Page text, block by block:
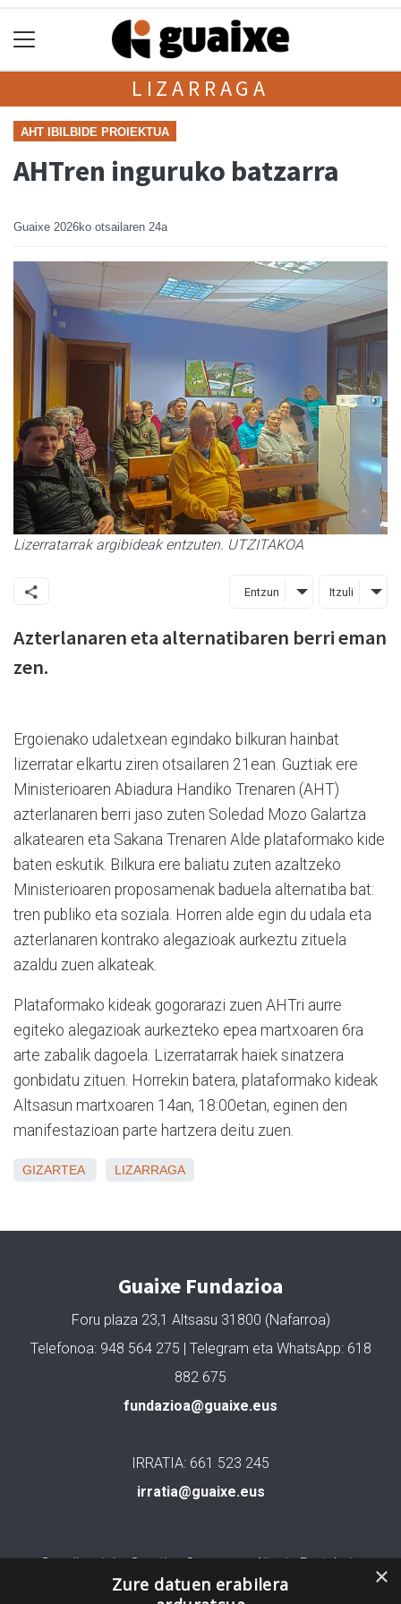
LIZARRAGA
AHT IBILBIDE PROIEKTUA
AHTren inguruko batzarra
Guaixe 2026ko otsailaren 24a
Lizerratarrak argibideak entzuten. UTZITAKOA
Entzun Itzuli
Azterlanaren eta alternatibaren berri eman
zen.
Ergoienako udaletxean egindako bilkuran hainbat
lizerratar elkartu ziren otsailaren 21ean. Guztiak ere
Ministerioaren Abiadura Handiko Trenaren (AHT)
azterlanaren berri jaso zuten Soledad Mozo Galartza
alkatearen eta Sakana Trenaren Alde plataformako kide
baten eskutik. Bilkura ere baliatu zuten azaltzeko
Ministerioaren proposamenak baduela alternatiba bat:
tren publiko eta soziala. Horren alde egin du udala eta
azterlanaren kontrako alegazioak aurkeztu zituela
azaldu zuen alkateak.
Plataformako kideak gogorarazi zuen AHTri aurre
egiteko alegazioak aurkezteko epea martxoaren 6ra
arte zabalik dagoela. Lizerratarrak haiek sinatzera
gonbidatu zituen. Horrekin batera, plataformako kideak
Altsasun martxoaren 14an, 18:00etan, eginen den
manifestazioan parte hartzera deitu zuen.
GIZARTEA LIZARRAGA
Guaixe Fundazioa
Foru plaza 23,1 Altsasu 31800 (Nafarroa)
Telefonoa: 948 564 275 | Telegram eta WhatsApp: 618
882 675
fundazioa@guaixe.eus
IRRATIA: 661 523 245
irratia@guaixe.eus
Gure lizentzia: Creative Commons Aitortu Partekatu ×
Zure datuen erabilera